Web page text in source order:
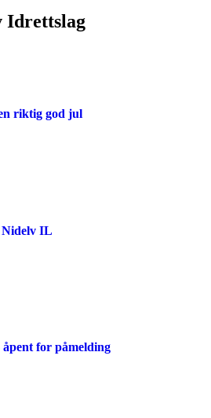
Idrettslag
riktig god jul
IL
for påmelding